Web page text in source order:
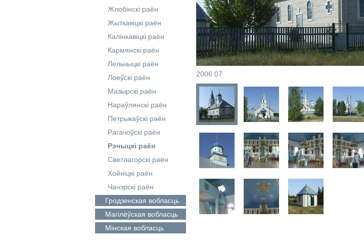
Жлобінскі раён
Жыткавіцкі раён
Калінкавіцкі раён
Кармянскі раён
Лельчыцкі раён
Лоеўскі раён
Мазырскі раён
Нараўлянскі раён
Петрыкаўскі раён
Рагачоўскі раён
Рэчыцкі раён
Светлагорскі раён
Хойніцкі раён
Чачэрскі раён
Гродзенская вобласць
Магілёўская вобласць
Мінская вобласць
2006.07